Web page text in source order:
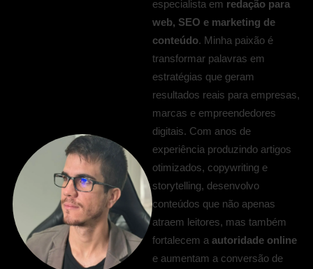
especialista em redação para
web, SEO e marketing de
conteúdo. Minha paixão é
transformar palavras em
estratégias que geram
resultados reais para empresas,
marcas e empreendedores
digitais. Com anos de
experiência produzindo artigos
otimizados, copywriting e
storytelling, desenvolvo
conteúdos que não apenas
atraem leitores, mas também
fortalecem aautoridade online
e aumentam a conversão de